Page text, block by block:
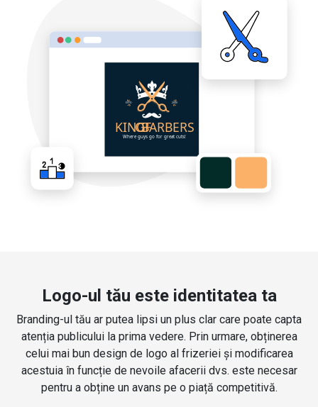
Logo-ul tău este identitatea ta
Branding-ul tău ar putea lipsi un plus clar care poate capta
atenția publicului la prima vedere. Prin urmare, obținerea
celui mai bun design de logo al frizeriei și modificarea
acestuia în funcție de nevoile afacerii dvs. este necesar
pentru a obține un avans pe o piață competitivă.